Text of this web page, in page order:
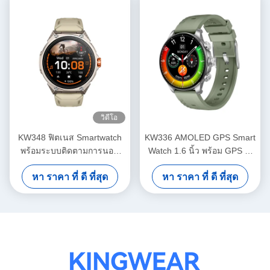
วิดีโอ
KW348 ฟิตเนส Smartwatch
พร้อมระบบติดตามการนอน
หลับ, การนําทางและ
คุณสมบัติที่ใช้ AI 5ATM การ
จัดอันดับกันน้ําและการเก็บสื่อ
หา ราคา ที่ ดี ที่สุด
KW336 AMOLED GPS Smart
Watch 1.6 นิ้ว พร้อม GPS AI
Voice Assistant โทรผ่าน
บลูทูธ
หา ราคา ที่ ดี ที่สุด